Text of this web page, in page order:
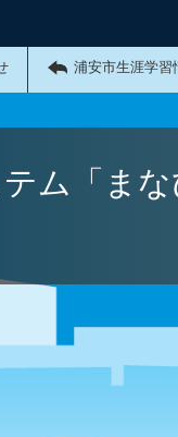
浦安市生涯学習
ム「まな